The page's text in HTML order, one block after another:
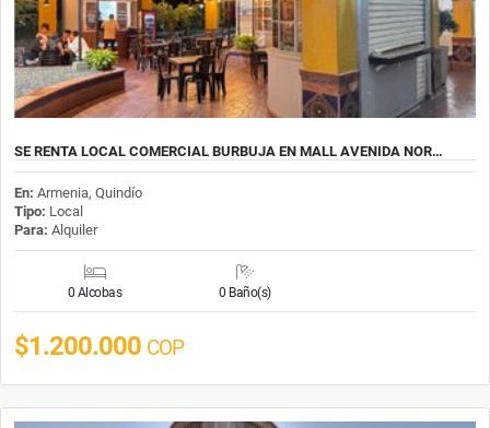
SE RENTA LOCAL COMERCIAL BURBUJA EN MALL AVENIDA NOR…
En: Armenia, Quindío
Tipo: Local
Para: Alquiler
0 Alcobas 0 Baño(s)
$1.200.000 COP